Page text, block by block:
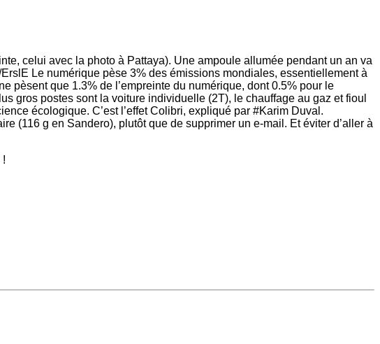
celui avec la photo à Pattaya). Une ampoule allumée pendant un an va
Le numérique pèse 3% des émissions mondiales, essentiellement à
pèsent que 1.3% de l’empreinte du numérique, dont 0.5% pour le
gros postes sont la voiture individuelle (2T), le chauffage au gaz et fioul
écologique. C’est l’effet Colibri, expliqué par #Karim Duval.
(116 g en Sandero), plutôt que de supprimer un e-mail. Et éviter d’aller à
!